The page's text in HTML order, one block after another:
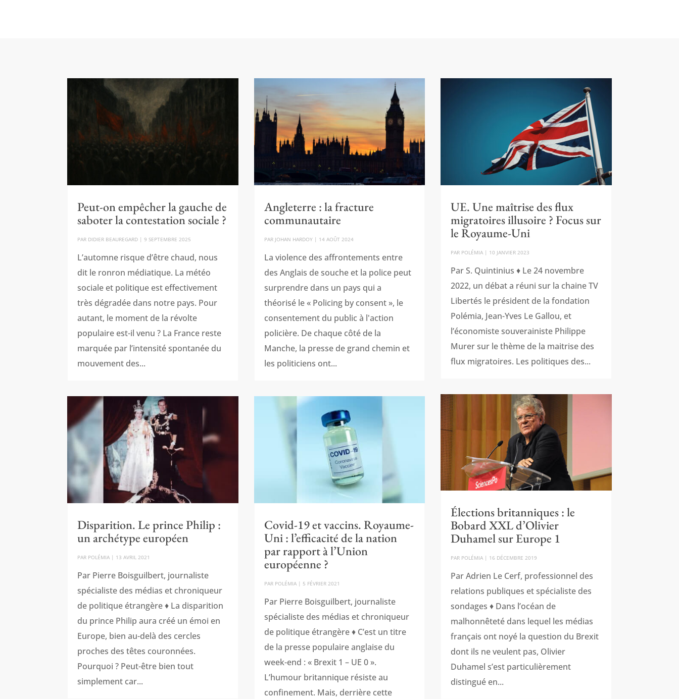
Peut-on empêcher la gauche de
saboter la contestation sociale ?
PAR DIDIER BEAUREGARD |9 SEPTEMBRE 2025
L’automne risque d’être chaud, nous
dit le ronron médiatique. La météo
sociale et politique est effectivement
très dégradée dans notre pays. Pour
autant, le moment de la révolte
populaire est-il venu ? La France reste
marquée par l’intensité spontanée du
mouvement des...
Disparition. Le prince Philip :
un archétype européen
PAR POLÉMIA | 13 AVRIL 2021
Par Pierre Boisguilbert, journaliste
spécialiste des médias et chroniqueur
de politique étrangère ♦ La disparition
du prince Philip aura créé un émoi en
Europe, bien au-delà des cercles
proches des têtes couronnées.
Pourquoi ? Peut-être bien tout
simplement car...
Angleterre : la fracture
communautaire
PAR JOHAN HARDOY| 14 AOÛT 2024
La violence des affrontements entre
des Anglais de souche et la police peut
surprendre dans un pays qui a
théorisé le « Policing by consent », le
consentement du public à l'action
policière. De chaque côté de la
Manche, la presse de grand chemin et
les politiciens ont...
Covid-19 et vaccins. Royaume-
Uni : l’efficacité de la nation
par rapport à l’Union
européenne ?
PAR POLÉMIA| 5 FÉVRIER 2021
Par Pierre Boisguilbert, journaliste
spécialiste des médias et chroniqueur
de politique étrangère ♦ C’est un titre
de la presse populaire anglaise du
week-end : « Brexit 1 – UE 0 ».
L’humour britannique résiste au
confinement. Mais, derrière cette
UE. Une maîtrise des flux
migratoires illusoire ? Focus sur
le Royaume-Uni
PAR POLÉMIA| 10 JANVIER 2023
Par S. Quintinius ♦ Le 24 novembre
2022, un débat a réuni sur la chaine TV
Libertés le président de la fondation
Polémia, Jean-Yves Le Gallou, et
l’économiste souverainiste Philippe
Murer sur le thème de la maitrise des
flux migratoires. Les politiques des...
Élections britanniques : le
Bobard XXL d’Olivier
Duhamel sur Europe 1
PAR POLÉMIA| 16 DÉCEMBRE 2019
Par Adrien Le Cerf, professionnel des
relations publiques et spécialiste des
sondages ♦ Dans l’océan de
malhonnêteté dans lequel les médias
français ont noyé la question du Brexit
dont ils ne veulent pas, Olivier
Duhamel s’est particulièrement
distingué en...